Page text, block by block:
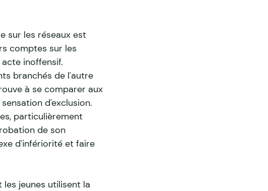
sur les réseaux est
comptes sur les
inoffensif.
branchés de l'autre
à se comparer aux
d'exclusion.
particulièrement
de son
d'infériorité et faire
jeunes utilisent la